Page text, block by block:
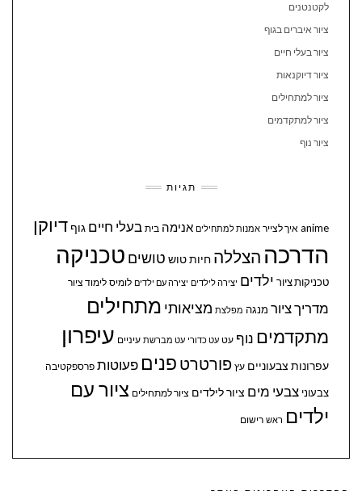
לקטנטנים
ציור איברים בגוף
ציור בעלי חיים
ציור דיוקנאות
ציור למתחילים
ציור למתקדמים
ציור נוף
תגיות
anime איך לצייר אמנות למתחילים אנימה בית בעלי חיים גוףדיוקן
הדרכה הצללה חיותטוש טושים טכניקה
טכניקות ציור ילדים יצירה לילדים יצירה עם ילדים לומיס לימוד ציור
מדריך ציור מנגה מפלצת מציאותי מתחילים
מתקדמים נוף עט עט כדורי עט מברשת עיניים עיפרון
עפרונות צבעוניים עץ פורטרט פנים פעוטות פרספקטיבה
צבעוני צבעי מים ציור לילדים ציור למתחילים ציור עם
ילדים ראש רישום